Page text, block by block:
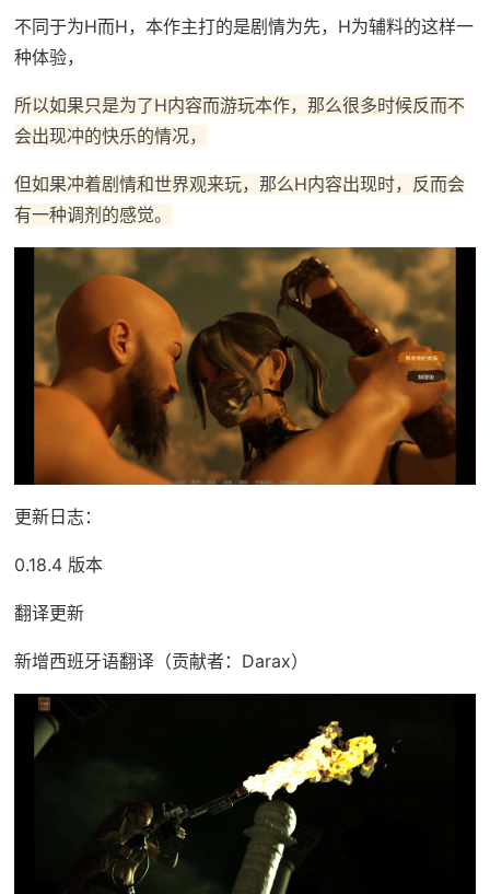
不同于为H而H，本作主打的是剧情为先，H为辅料的这样一
种体验，
所以如果只是为了H内容而游玩本作，那么很多时候反而不
会出现冲的快乐的情况，
但如果冲着剧情和世界观来玩，那么H内容出现时，反而会
有一种调剂的感觉。
更新日志：
0.18.4 版本
翻译更新
新增西班牙语翻译（贡献者：Darax）